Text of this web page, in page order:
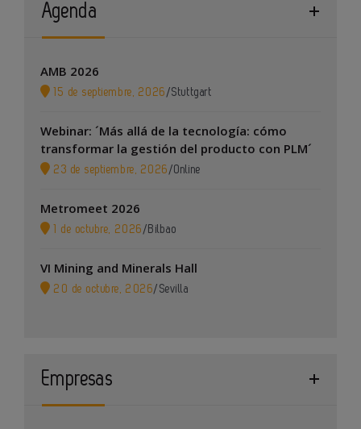
Agenda
AMB 2026
15 de septiembre, 2026 /Stuttgart
Webinar: ´Más allá de la tecnología: cómo
transformar la gestión del producto con PLM´
23 de septiembre, 2026 /Online
Metromeet 2026
1 de octubre, 2026 / Bilbao
VI Mining and Minerals Hall
20 de octubre, 2026/ Sevilla
Empresas